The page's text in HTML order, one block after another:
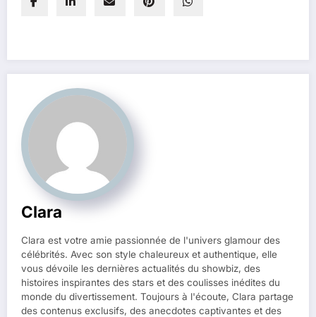
Clara
Clara est votre amie passionnée de l'univers glamour des
célébrités. Avec son style chaleureux et authentique, elle
vous dévoile les dernières actualités du showbiz, des
histoires inspirantes des stars et des coulisses inédites du
monde du divertissement. Toujours à l'écoute, Clara partage
des contenus exclusifs, des anecdotes captivantes et des